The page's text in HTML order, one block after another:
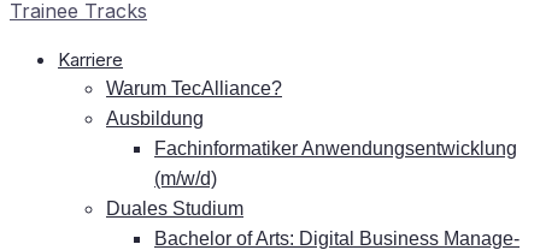
Kar­rie­re
War­um TecAlliance?
Aus­bil­dung
Fach­in­for­ma­ti­ker An­wen­dungs­ent­wick­lung
(m/w/d)
Dua­les Studium
Ba­che­lor of Arts: Di­gi­tal Busi­ness Ma­nage­